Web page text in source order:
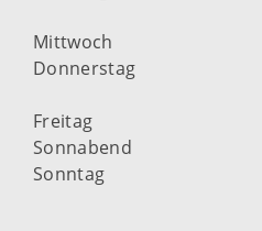
Mittwoch
Donnerstag
Freitag
Sonnabend
Sonntag